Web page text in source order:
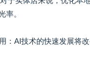
率。
：AI技术的快速发展将